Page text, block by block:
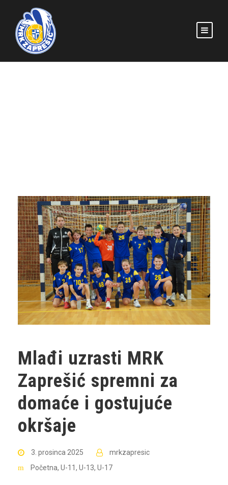
Mlađi uzrasti MRK
Zaprešić spremni za
domaće i gostujuće
okršaje
3. prosinca 2025
mrkzapresic
Početna, U-11, U-13, U-17